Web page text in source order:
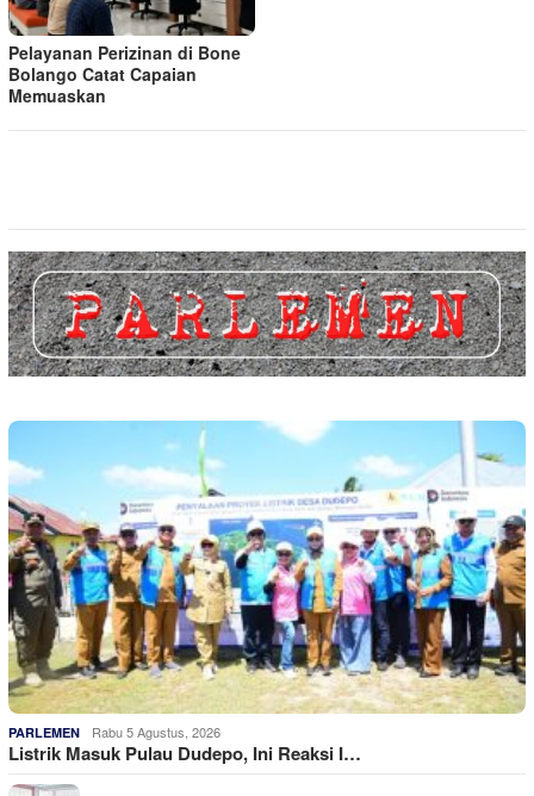
Pelayanan Perizinan di Bone
Bolango Catat Capaian
Memuaskan
PARLEMEN Rabu 5 Agustus, 2026
Listrik Masuk Pulau Dudepo, Ini Reaksi I…